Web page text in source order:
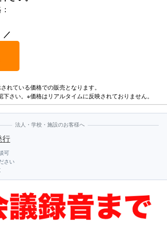
れている価格での販売となります。
さい。※価格はリアルタイムに反映されておりません。
法人・学校・施設のお客様へ
行
可
さい